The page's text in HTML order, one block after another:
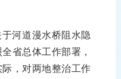
于河道漫水桥阻水隐
全省总体工作部署 ，
际 ， 对两地整治工作